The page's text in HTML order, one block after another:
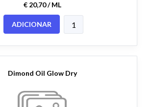
€ 20,70 / ML
ADICIONAR
Dimond Oil Glow Dry